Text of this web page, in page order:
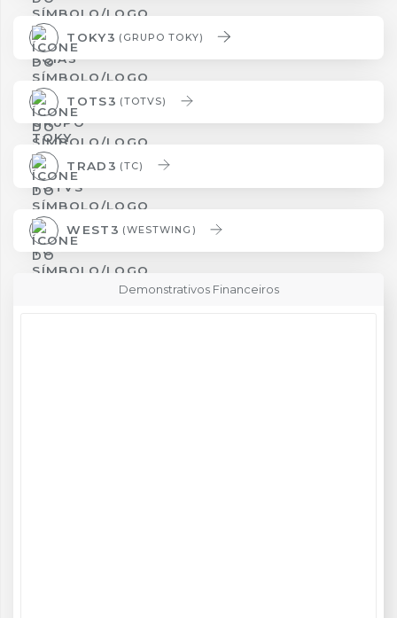
TOKY3 (GRUPO TOKY)
TOTS3 (TOTVS)
TRAD3 (TC)
WEST3 (WESTWING)
Demonstrativos Financeiros